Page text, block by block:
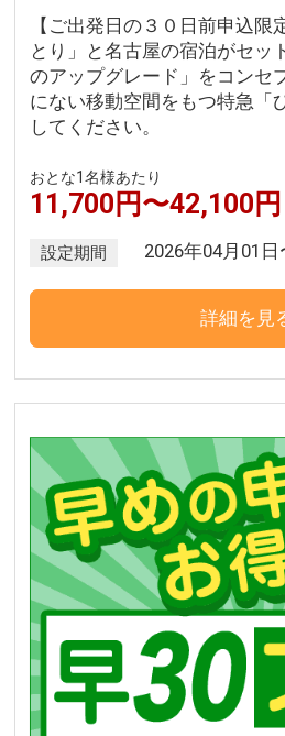
【ご出発日の３０日前申込
とり」と名古屋の宿泊がセッ
のアップグレード」をコンセ
にない移動空間をもつ特急「
してください。
おとな1名様あたり
11,700円〜42,100円
設定期間 2026年04月01日
詳細を見